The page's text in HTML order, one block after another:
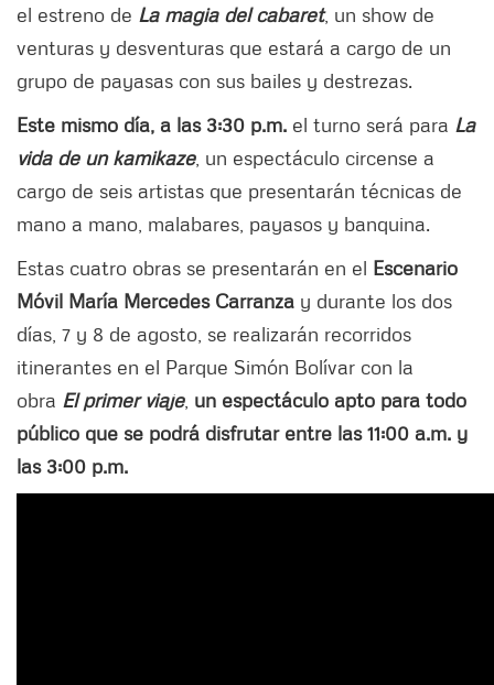
el estreno de La magia del cabaret, un show de
venturas y desventuras que estará a cargo de un
grupo de payasas con sus bailes y destrezas.
Este mismo día, a las 3:30 p.m. el turno será para La
vida de un kamikaze, un espectáculo circense a
cargo de seis artistas que presentarán técnicas de
mano a mano, malabares, payasos y banquina.
Estas cuatro obras se presentarán en el Escenario
Móvil María Mercedes Carranza y durante los dos
días, 7 y 8 de agosto, se realizarán recorridos
itinerantes en el Parque Simón Bolívar con la
obra El primer viaje, un espectáculo apto para todo
público que se podrá disfrutar entre las 11:00 a.m. y
las 3:00 p.m.